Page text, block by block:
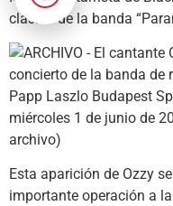
clásico de la banda
Esta aparición de Ozzy
importante operación a